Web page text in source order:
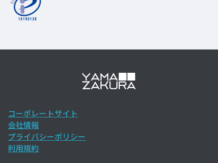
コーポレートサイト
会社情報
プライバシーポリシー
利用規約